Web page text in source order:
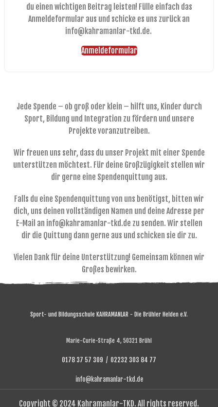
du einen wichtigen Beitrag leisten! Fülle einfach das
Anmeldeformular aus und schicke es uns zurück an
info@kahramanlar-tkd.de.
Anmeldeformular
Jede Spende – ob groß oder klein – hilft uns, Kinder durch
Sport, Bildung und Integration zu fördern und unsere
Projekte voranzutreiben.
Wir freuen uns sehr, dass du unser Projekt mit einer Spende
unterstützen möchtest. Für deine Großzügigkeit stellen wir
dir gerne eine Spendenquittung aus.
Falls du eine Spendenquittung von uns benötigst, bitten wir
dich, uns deinen vollständigen Namen und deine Adresse per
E-Mail an info@kahramanlar-tkd.de zu senden. Wir stellen
dir die Quittung dann gerne aus und schicken sie dir zu.
Vielen Dank für deine Unterstützung! Gemeinsam können wir
Großes bewirken.
Sport- und Bildungsschule KAHRAMANLAR - Die Brühler Helden e.V.
Marie-Curie-Straße 4, 50321 Brühl
0178 37 57 309 / 02232 303 84 77
info@kahramanlar-tkd.de
Copyright © 2024 Kahramanlar-TKD. All rights reserved.